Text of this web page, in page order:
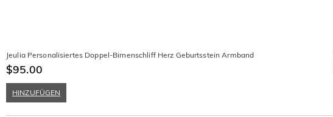
Jeulia Personalisiertes Doppel-Birnenschliff Herz Geburtsstein Armband
$95.00
HINZUFÜGEN